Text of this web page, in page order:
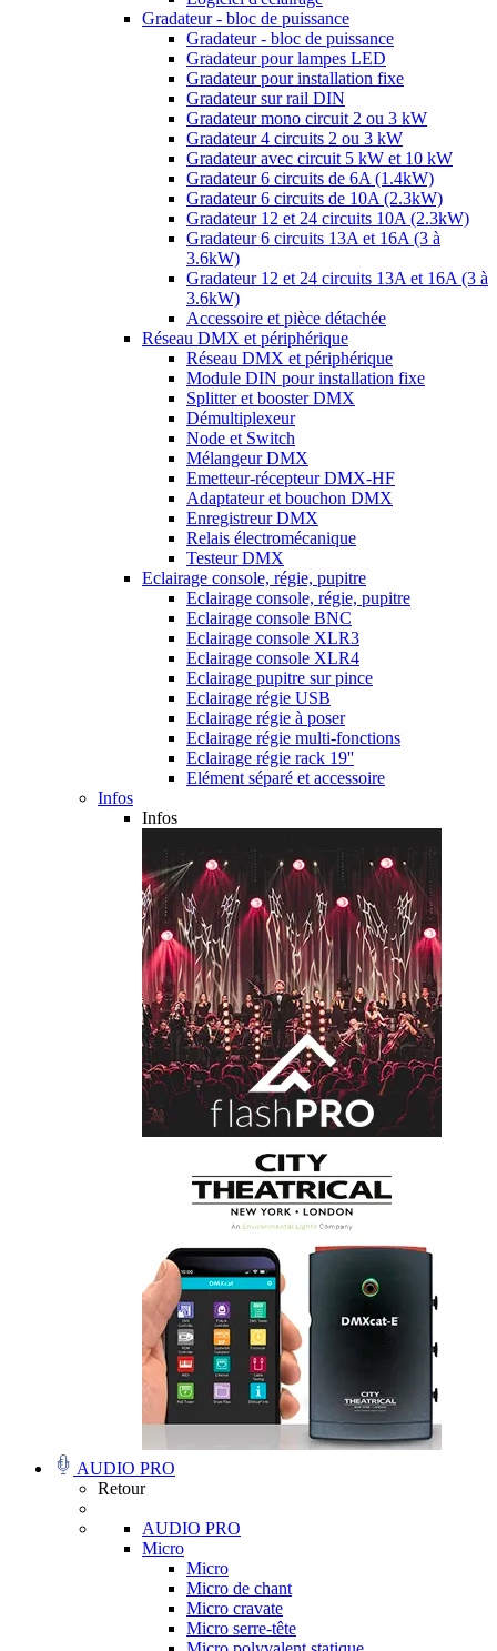
Gradateur - bloc de puissance
Gradateur - bloc de puissance
Gradateur pour lampes LED
Gradateur pour installation fixe
Gradateur sur rail DIN
Gradateur mono circuit 2 ou 3 kW
Gradateur 4 circuits 2 ou 3 kW
Gradateur avec circuit 5 kW et 10 kW
Gradateur 6 circuits de 6A (1.4kW)
Gradateur 6 circuits de 10A (2.3kW)
Gradateur 12 et 24 circuits 10A (2.3kW)
Gradateur 6 circuits 13A et 16A (3 à
3.6kW)
Gradateur 12 et 24 circuits 13A et 16A (3 à
3.6kW)
Accessoire et pièce détachée
Réseau DMX et périphérique
Réseau DMX et périphérique
Module DIN pour installation fixe
Splitter et booster DMX
Démultiplexeur
Node et Switch
Mélangeur DMX
Emetteur-récepteur DMX-HF
Adaptateur et bouchon DMX
Enregistreur DMX
Relais électromécanique
Testeur DMX
Eclairage console, régie, pupitre
Eclairage console, régie, pupitre
Eclairage console BNC
Eclairage console XLR3
Eclairage console XLR4
Eclairage pupitre sur pince
Eclairage régie USB
Eclairage régie à poser
Eclairage régie multi-fonctions
Eclairage régie rack 19''
Elément séparé et accessoire
Infos
Infos
AUDIO PRO
Retour
AUDIO PRO
Micro
Micro
Micro de chant
Micro cravate
Micro serre-tête